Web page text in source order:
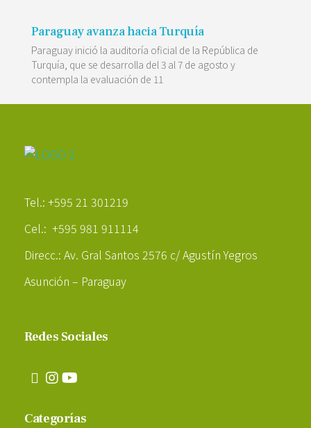
Paraguay avanza hacia Turquía
Paraguay inició la auditoría oficial de la República de
Turquía, que se desarrolla del 3 al 7 de agosto y
contempla la evaluación de 11
Tel.: +595 21 301219
Cel.: +595 981 911114
Direcc.: Av. Gral Santos 2576 c/ Agustín Yegros
Asunción – Paraguay
Redes Sociales
Categorías